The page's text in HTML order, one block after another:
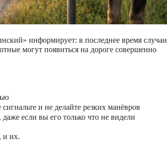
информирует: в последнее время случаи
могут появиться на дороге совершенно
и не делайте резких манёвров
если вы его только что не видели
и их.